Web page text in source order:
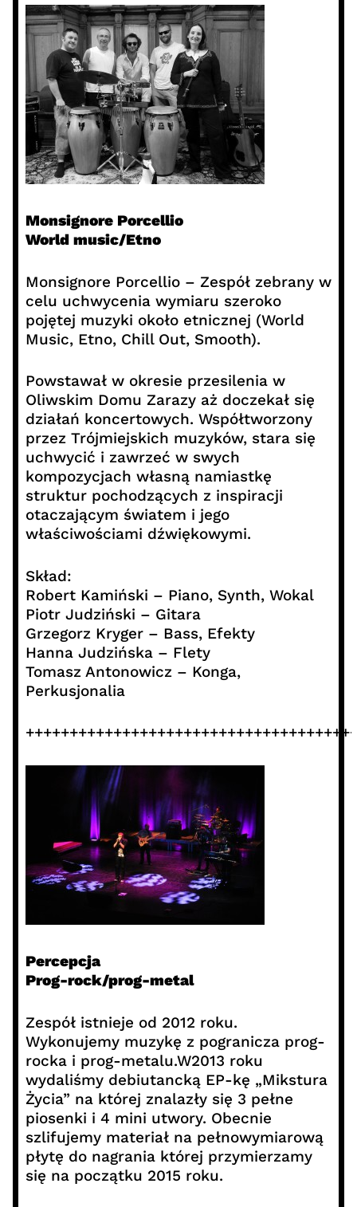
Monsignore Porcellio
World music/Etno
Monsignore Porcellio – Zespół zebrany w
celu uchwycenia wymiaru szeroko
pojętej muzyki około etnicznej (World
Music, Etno, Chill Out, Smooth).
Powstawał w okresie przesilenia w
Oliwskim Domu Zarazy aż doczekał się
działań koncertowych. Współtworzony
przez Trójmiejskich muzyków, stara się
uchwycić i zawrzeć w swych
kompozycjach własną namiastkę
struktur pochodzących z inspiracji
otaczającym światem i jego
właściwościami dźwiękowymi.
Skład:
Robert Kamiński – Piano, Synth, Wokal
Piotr Judziński – Gitara
Grzegorz Kryger – Bass, Efekty
Hanna Judzińska – Flety
Tomasz Antonowicz – Konga,
Perkusjonalia
Percepcja
Prog-rock/prog-metal
Zespół istnieje od 2012 roku.
Wykonujemy muzykę z pogranicza prog-
rocka i prog-metalu.W2013 roku
wydaliśmy debiutancką EP-kę „Mikstura
Życia” na której znalazły się 3 pełne
piosenki i 4 mini utwory. Obecnie
szlifujemy materiał na pełnowymiarową
płytę do nagrania której przymierzamy
się na początku 2015 roku.